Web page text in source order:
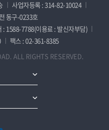
사업자등록 : 314-82-10024
동구-0233호
: 1588-7788(이용료 : 발신자부담)
팩스 : 02-361-8385
ALL RIGHTS RESERVED.